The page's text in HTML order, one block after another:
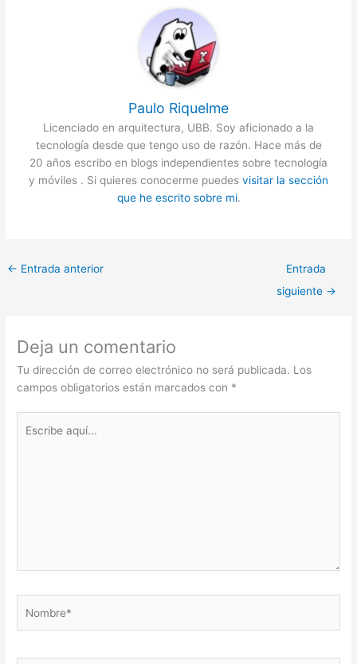
Paulo Riquelme
Licenciado en arquitectura, UBB. Soy aficionado a la
tecnología desde que tengo uso de razón. Hace más de
20 años escribo en blogs independientes sobre tecnología
y móviles . Si quieres conocerme puedes visitar la sección
que he escrito sobre mi.
← Entrada anterior
Entrada
siguiente →
Deja un comentario
Tu dirección de correo electrónico no será publicada. Los
campos obligatorios están marcados con *
aquí...